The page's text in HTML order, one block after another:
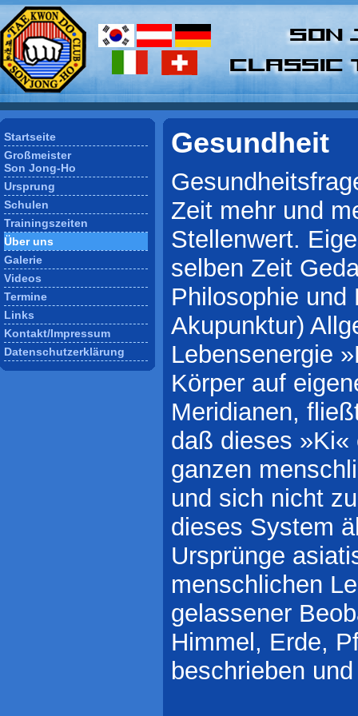
Startseite
Großmeister
Son Jong-Ho
Ursprung
Schulen
Trainingszeiten
Über uns
Galerie
Videos
Termine
Links
Kontakt/Impressum
Datenschutzerklärung
Gesundheit
Zeit mehr und
Stellenwert.
selben Zeit
Philosophie
Akupunktur)
Lebensenergie
Körper auf
Meridianen,
daß dieses »Ki«
ganzen
und sich nicht
dieses System
Ursprünge
menschlichen
gelassener
Himmel, Erde,
beschrieben